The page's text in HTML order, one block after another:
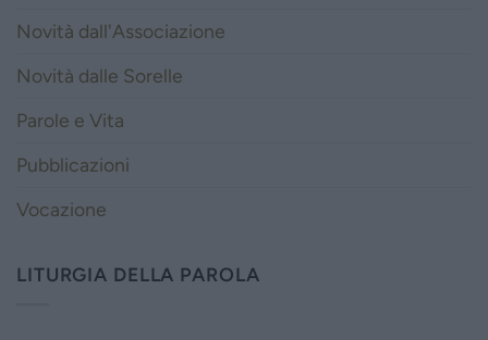
Novità dall'Associazione
Novità dalle Sorelle
Parole e Vita
Pubblicazioni
Vocazione
LITURGIA DELLA PAROLA